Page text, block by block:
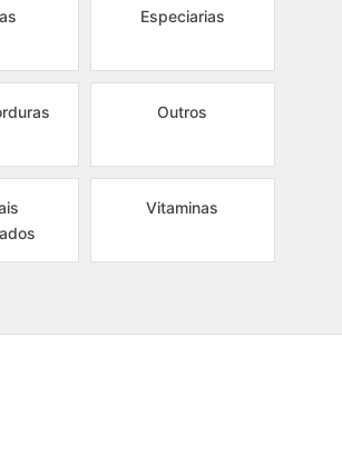
Especiarias
Outros
Vitaminas